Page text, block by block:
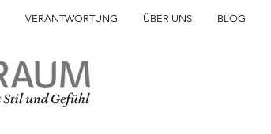
VERANTWORTUNG ÜBER UNS BLOG